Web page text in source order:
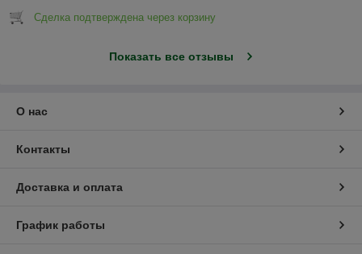
Сделка подтверждена через корзину
Показать все отзывы
О нас
Контакты
Доставка и оплата
График работы